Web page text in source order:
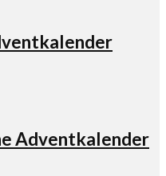
Adventkalender